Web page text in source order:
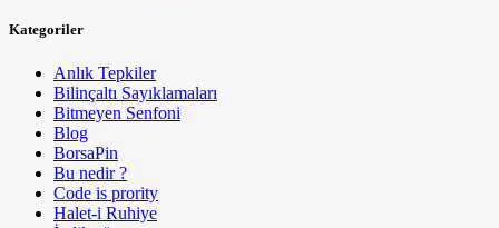
Kategoriler
Anlık Tepkiler
Bilinçaltı Sayıklamaları
Bitmeyen Senfoni
Blog
BorsaPin
Bu nedir ?
Code is prority
Halet-i Ruhiye